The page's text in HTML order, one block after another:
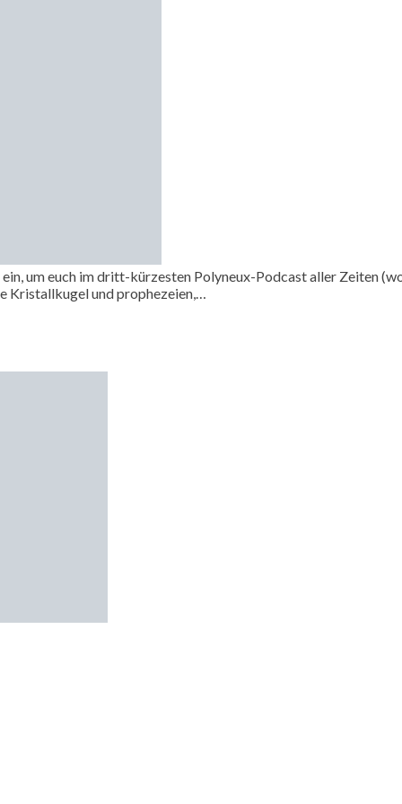
um euch im dritt-kürzesten Polyneux-Podcast aller Zeiten
Kristallkugel und prophezeien,…